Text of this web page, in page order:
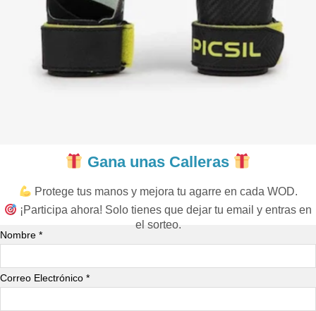
Gana unas Calleras
Protege tus manos y mejora tu agarre en cada WOD.
¡Participa ahora! Solo tienes que dejar tu email y entras en
el sorteo.
Nombre *
Correo Electrónico *